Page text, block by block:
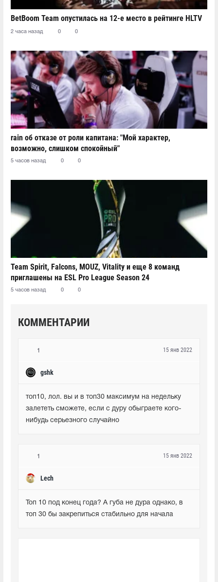
BetBoom Team опустилась на 12-е место в рейтинге HLTV
2 часа назад 0 0
rain об отказе от роли капитана: "Мой характер,
возможно, слишком спокойный"
5 часов назад 0 0
Team Spirit, Falcons, MOUZ, Vitality и еще 8 команд
приглашены на ESL Pro League Season 24
5 часов назад 0 0
КОММЕНТАРИИ
1
gshk
15 янв 2022
топ10, лол. вы и в топ30 максимум на недельку
залететь сможете, если с дуру обыграете кого-
нибудь серьезного случайно
1
Lech
15 янв 2022
Топ 10 под конец года? А губа не дура однако, в
топ 30 бы закрепиться стабильно для начала